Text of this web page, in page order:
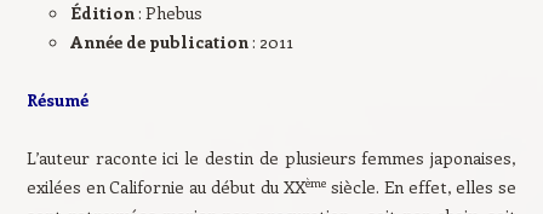
Édition: Phebus
Année de publication: 2011
Résumé
L’auteur raconte ici le destin de plusieurs femmes japonaises,
exilées en Californie au début du XXèmesiècle. En effet, elles se